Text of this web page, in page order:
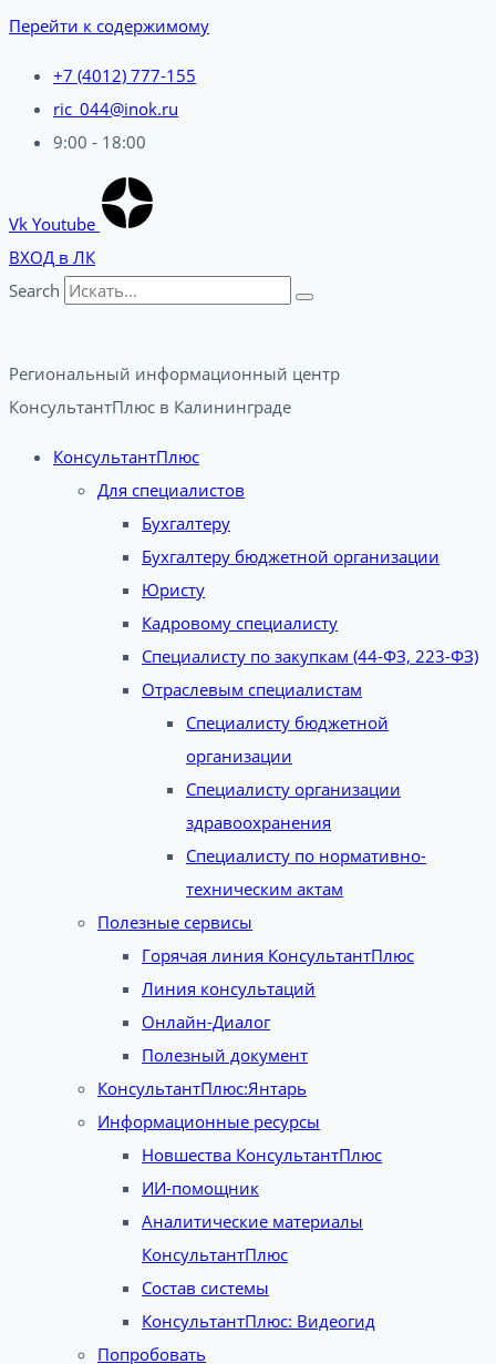
Перейти к содержимому
+7 (4012) 777-155
ric_044@inok.ru
9:00 - 18:00
Vk Youtube
ВХОД в ЛК
Search
Региональный информационный центр
КонсультантПлюс в Калининграде​
КонсультантПлюс
Для специалистов
Бухгалтеру
Бухгалтеру бюджетной организации
Юристу
Кадровому специалисту
Специалисту по закупкам (44-ФЗ, 223-ФЗ)
Отраслевым специалистам
Специалисту бюджетной
организации
Специалисту организации
здравоохранения
Специалисту по нормативно-
техническим актам
Полезные сервисы
Горячая линия КонсультантПлюс
Линия консультаций
Онлайн-Диалог
Полезный документ
КонсультантПлюс:Янтарь
Информационные ресурсы
Новшества КонсультантПлюс
ИИ-помощник
Аналитические материалы
КонсультантПлюс
Состав системы
КонсультантПлюс: Видеогид
Попробовать